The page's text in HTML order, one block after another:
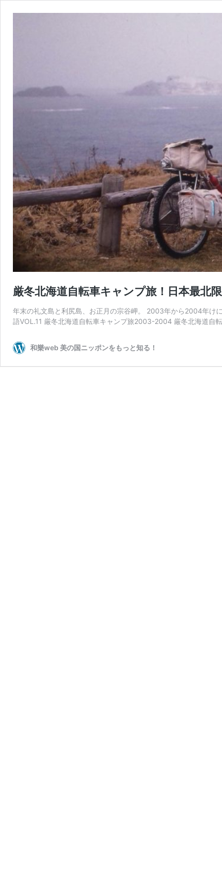
厳冬北海道自転車キャンプ旅！日本最北
年末の礼文島と利尻島、お正月の宗谷岬。 2003年から2004年け
語VOL.11 厳冬北海道自転車キャンプ旅2003-2004 厳冬北海道自
和樂web 美の国ニッポンをもっと知る！